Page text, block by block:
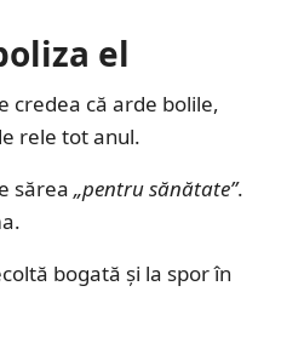
el
credea că arde bolile,
rele tot anul.
sărea „pentru sănătate”.
bogată și la spor în